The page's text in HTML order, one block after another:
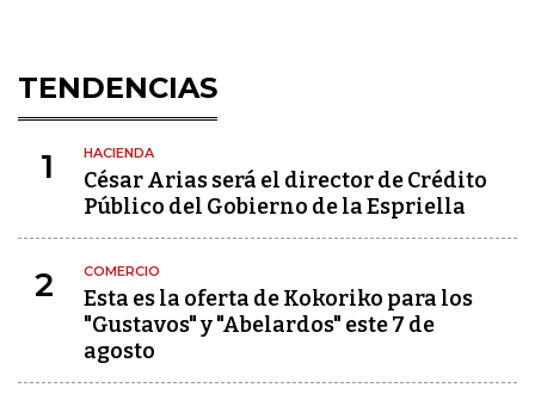
TENDENCIAS
1 HACIENDA
César Arias será el director de Crédito
Público del Gobierno de la Espriella
2 COMERCIO
Esta es la oferta de Kokoriko para los
"Gustavos" y "Abelardos" este 7 de
agosto